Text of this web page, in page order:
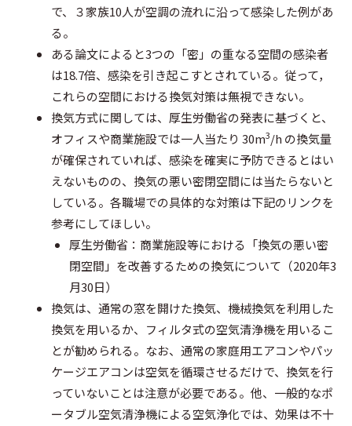
k
e
で、３家族10人が空調の流れに沿って感染した例があ
る。
ある論文によると3つの「密」の重なる空間の感染者
は18.7倍、感染を引き起こすとされている。従って，
これらの空間における換気対策は無視できない。
換気方式に関しては、厚生労働省の発表に基づくと、
オフィスや商業施設では一人当たり 30m3/h の換気量
が確保されていれば、感染を確実に予防できるとはい
えないものの、換気の悪い密閉空間には当たらないと
している。各職場での具体的な対策は下記のリンクを
参考にしてほしい。
厚生労働省：商業施設等における「換気の悪い密
閉空間」を改善するための換気について（2020年3
月30日）
換気は、通常の窓を開けた換気、機械換気を利用した
換気を用いるか、フィルタ式の空気清浄機を用いるこ
とが勧められる。なお、通常の家庭用エアコンやパッ
ケージエアコンは空気を循環させるだけで、換気を行
っていないことは注意が必要である。他、一般的なポ
ータブル空気清浄機による空気浄化では、効果は不十